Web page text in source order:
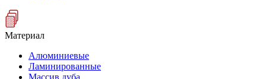
Материал
Алюминиевые
Ламинированные
Массив дуба